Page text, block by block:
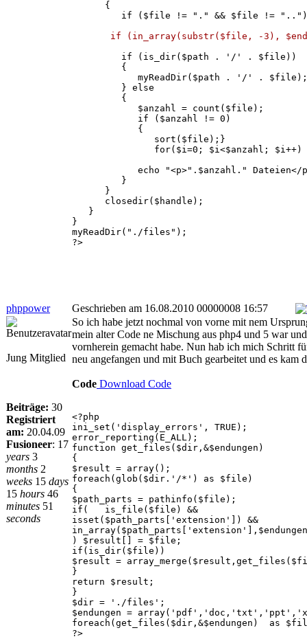
{
if ($file != "." && $file != "..")
if (in_array(substr($file, -3),
if (is_dir($path . '/' . $file))
{
myReadDir($path . '/' . $file);
} else
{
$anzahl = count($file);
if ($anzahl != 0)
{
sort($file);}
for($i=0; $i<$anzahl; $i++)
echo "<p>".$anzahl." Dateien</
}
}
closedir($handle);
}
}
myReadDir("./files");
?>
phppower Geschrieben am 16.08.2010 00000008 16:57
Jung Mitglied
Beiträge: 30
Registriert
am: 20.04.09
Fusioneer: 17
years 3
months 2
weeks 15 days
15 hours 46
minutes 51
seconds
So ich habe jetzt nochmal von vorne mit nem
mein alter Code ne Mischung aus php4 und 5 war
vornherein gemacht habe. Nun hab ich mich Schritt
neu angefangen und mit Buch gearbeitet und es kam
Code Download Code
<?php
ini_set('display_errors', TRUE);
error_reporting(E_ALL);
function get_files($dir,&$endungen)
{
$result = array();
foreach(glob($dir.'/*') as $file)
{
$path_parts = pathinfo($file);
if( is_file($file) &&
isset($path_parts['extension']) &&
) $result[] = $file;
if(is_dir($file))
$result =
}
return $result;
}
$dir = './files';
$endungen =
foreach(get_files($dir,&$endungen) as
?>